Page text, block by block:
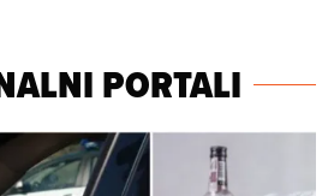
PORTALI